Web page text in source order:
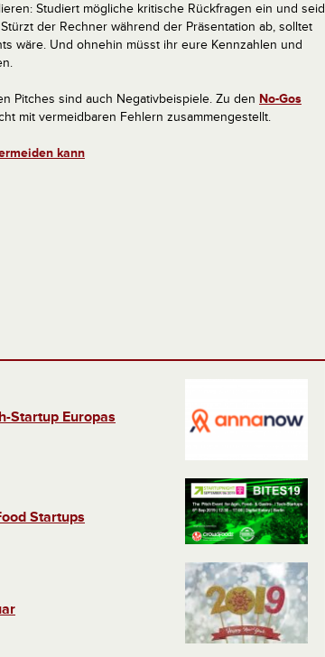
Studiert mögliche kritische Rückfragen ein und seid
der Rechner während der Präsentation ab, solltet
wäre. Und ohnehin müsst ihr eure Kennzahlen und
Pitches sind auch Negativbeispiele. Zu den No-Gos
mit vermeidbaren Fehlern zusammengestellt.
kann
Startup Europas
Startups